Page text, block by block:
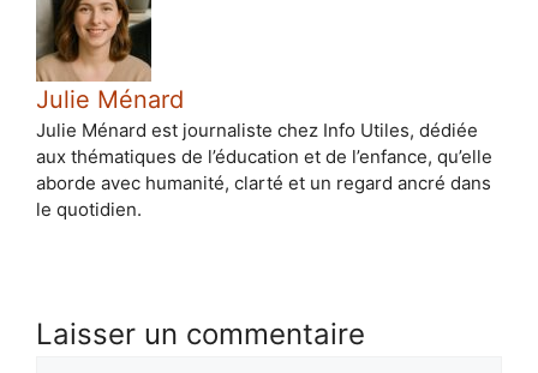
Julie Ménard
Julie Ménard est journaliste chez Info Utiles, dédiée
aux thématiques de l’éducation et de l’enfance, qu’elle
aborde avec humanité, clarté et un regard ancré dans
le quotidien.
Laisser un commentaire